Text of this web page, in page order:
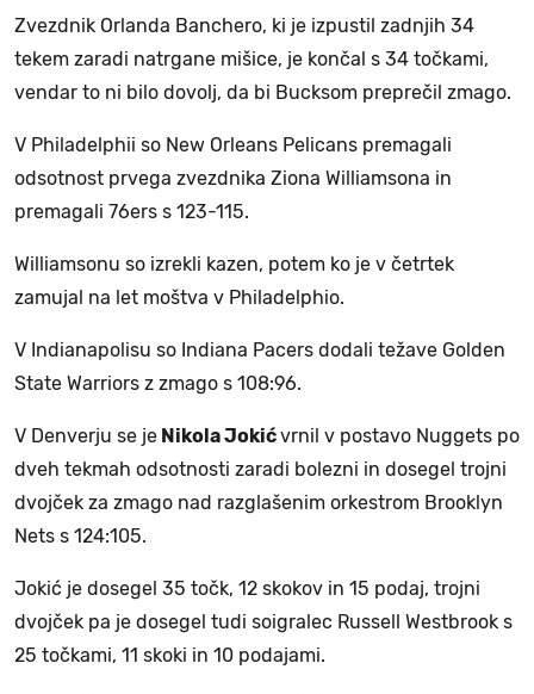
Zvezdnik Orlanda Banchero, ki je izpustil zadnjih 34
tekem zaradi natrgane mišice, je končal s 34 točkami,
vendar to ni bilo dovolj, da bi Bucksom preprečil zmago.
V Philadelphii so New Orleans Pelicans premagali
odsotnost prvega zvezdnika Ziona Williamsona in
premagali 76ers s 123-115.
Williamsonu so izrekli kazen, potem ko je v četrtek
zamujal na let moštva v Philadelphio.
V Indianapolisu so Indiana Pacers dodali težave Golden
State Warriors z zmago s 108:96.
V Denverju se je Nikola Jokićvrnil v postavo Nuggets po
dveh tekmah odsotnosti zaradi bolezni in dosegel trojni
dvojček za zmago nad razglašenim orkestrom Brooklyn
Nets s 124:105.
Jokić je dosegel 35 točk, 12 skokov in 15 podaj, trojni
dvojček pa je dosegel tudi soigralec Russell Westbrook s
25 točkami, 11 skoki in 10 podajami.